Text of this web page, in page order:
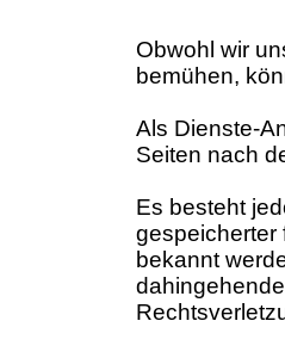
Obwohl wir
bemühen,
Als Dienste-
Seiten nach
Es besteht
gespeicherter
bekannt